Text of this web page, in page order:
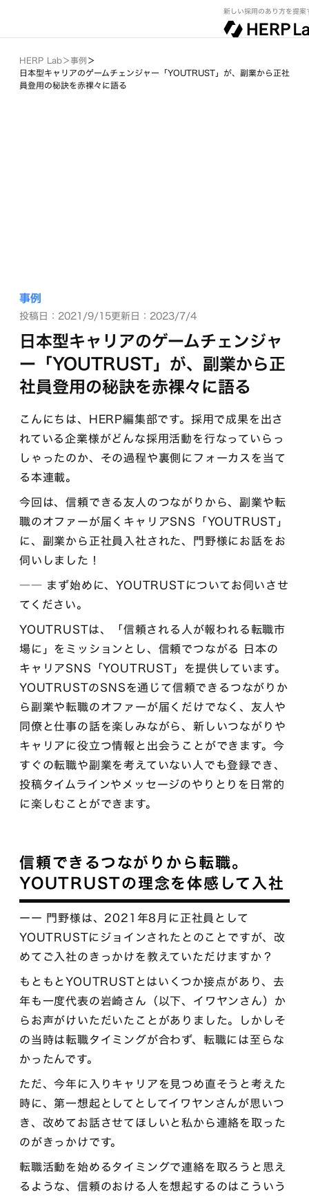
新しい採用のあり方を提案
HERP Lab＞事例＞
日本型キャリアのゲームチェンジャー「YOUTRUST」が、副業から正社
員登用の秘訣を赤裸々に語る
事例
投稿日：2021/9/15更新日：2023/7/4
日本型キャリアのゲームチェンジャ
ー「YOUTRUST」が、副業から正
社員登用の秘訣を赤裸々に語る
こんにちは、HERP編集部です。採用で成果を出さ
れている企業様がどんな採用活動を行なっていらっ
しゃったのか、その過程や裏側にフォーカスを当て
る本連載。
今回は、信頼できる友人のつながりから、副業や転
職のオファーが届くキャリアSNS「YOUTRUST」
に、副業から正社員入社された、門野様にお話をお
伺いしました！
―― まず始めに、YOUTRUSTについてお伺いさせ
てください。
YOUTRUSTは、「信頼される人が報われる転職市
場に」をミッションとし、信頼でつながる 日本の
キャリアSNS「YOUTRUST」を提供しています。
YOUTRUSTのSNSを通じて信頼できるつながりか
ら副業や転職のオファーが届くだけでなく、友人や
同僚と仕事の話を楽しみながら、新しいつながりや
キャリアに役立つ情報と出会うことができます。今
すぐの転職や副業を考えていない人でも登録でき、
投稿タイムラインやメッセージのやりとりを日常的
に楽しむことができます。
信頼できるつながりから転職。
YOUTRUSTの理念を体感して入社
ーー 門野様は、2021年8月に正社員として
YOUTRUSTにジョインされたとのことですが、改
めてご入社のきっかけを教えていただけますか？
もともとYOUTRUSTとはいくつか接点があり、去
年も一度代表の岩崎さん（以下、イワヤンさん）か
らお声がけいただいたことがありました。しかしそ
の当時は転職タイミングが合わず、転職には至らな
かったんです。
ただ、今年に入りキャリアを見つめ直そうと考えた
時に、第一想起としてとしてイワヤンさんが思いつ
き、改めてお話させてほしいと私から連絡を取った
のがきっかけです。
転職活動を始めるタイミングで連絡を取ろうと思え
るような、信頼のおける人を想起するのはこういう